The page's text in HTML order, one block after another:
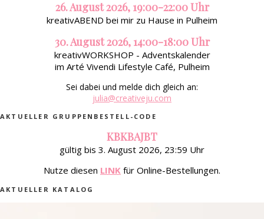
26. August 2026, 19:00-22:00 Uhr
kreativABEND bei mir zu Hause in Pulheim
30. August 2026, 14:00-18:00 Uhr
kreativWORKSHOP - Adventskalender
im Arté Vivendi Lifestyle Café, Pulheim
Sei dabei und melde dich gleich an:
julia@creativeju.com
AKTUELLER GRUPPENBESTELL-CODE
KBKBAJBT
gültig bis 3. August 2026, 23:59 Uhr
Nutze diesen LINK für Online-Bestellungen.
AKTUELLER KATALOG